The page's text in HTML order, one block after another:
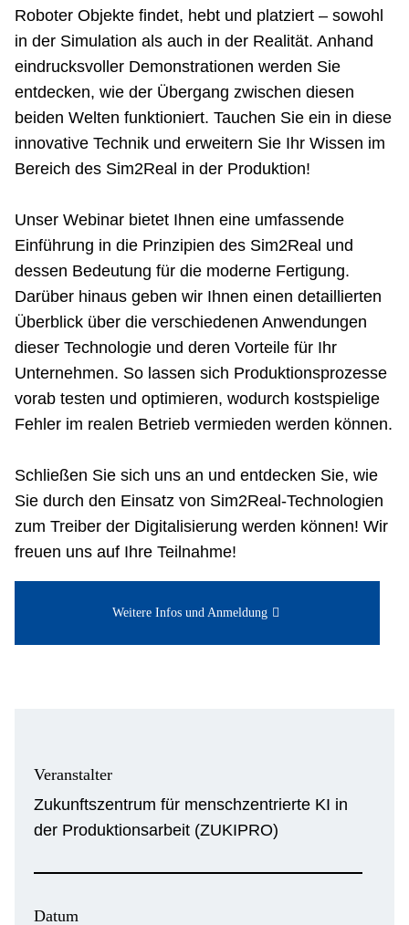
Roboter Objekte findet, hebt und platziert – sowohl
in der Simulation als auch in der Realität. Anhand
eindrucksvoller Demonstrationen werden Sie
entdecken, wie der Übergang zwischen diesen
beiden Welten funktioniert. Tauchen Sie ein in diese
innovative Technik und erweitern Sie Ihr Wissen im
Bereich des Sim2Real in der Produktion!
Unser Webinar bietet Ihnen eine umfassende
Einführung in die Prinzipien des Sim2Real und
dessen Bedeutung für die moderne Fertigung.
Darüber hinaus geben wir Ihnen einen detaillierten
Überblick über die verschiedenen Anwendungen
dieser Technologie und deren Vorteile für Ihr
Unternehmen. So lassen sich Produktionsprozesse
vorab testen und optimieren, wodurch kostspielige
Fehler im realen Betrieb vermieden werden können.
Schließen Sie sich uns an und entdecken Sie, wie
Sie durch den Einsatz von Sim2Real-Technologien
zum Treiber der Digitalisierung werden können! Wir
freuen uns auf Ihre Teilnahme!
Weitere Infos und Anmeldung
Veranstalter
Zukunftszentrum für menschzentrierte KI in
der Produktionsarbeit (ZUKIPRO)
Datum